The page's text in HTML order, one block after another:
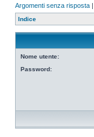
Argomenti senza risposta |
Indice
Nome utente:
Password: